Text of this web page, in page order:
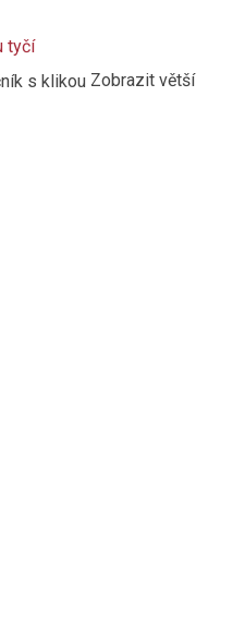
tyčí
Zobrazit větší